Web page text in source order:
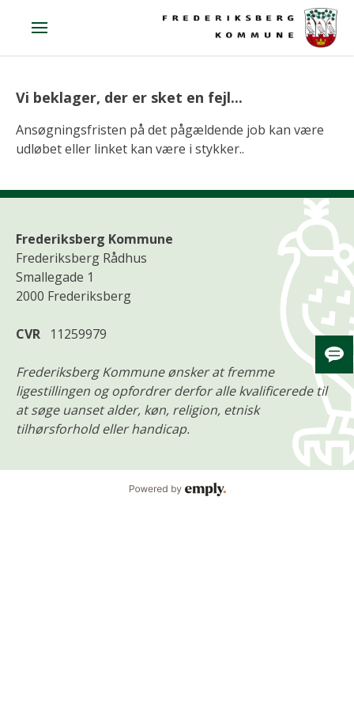
Vi beklager, der er sket en fejl...
Ansøgningsfristen på det pågældende job kan være
udløbet eller linket kan være i stykker..
Frederiksberg Kommune
Frederiksberg Rådhus
Smallegade 1
2000 Frederiksberg
CVR 11259979
Frederiksberg Kommune ønsker at fremme
ligestillingen og opfordrer derfor alle kvalificerede til
at søge uanset alder, køn, religion, etnisk
tilhørsforhold eller handicap.